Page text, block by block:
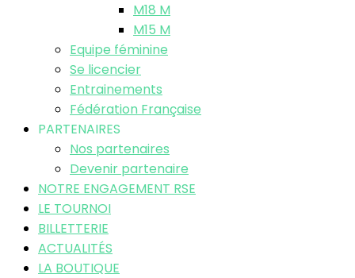
M18 M
M15 M
Equipe féminine
Se licencier
Entrainements
Fédération Française
PARTENAIRES
Nos partenaires
Devenir partenaire
NOTRE ENGAGEMENT RSE
LE TOURNOI
BILLETTERIE
ACTUALITÉS
LA BOUTIQUE